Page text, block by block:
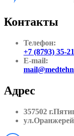
Контакты
Телефон:
+7 (8793) 35-
E-mail:
Адрес
357502